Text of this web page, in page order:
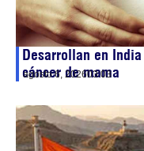
Desarrollan en
cáncer de mama
agosto 6, 202603:03